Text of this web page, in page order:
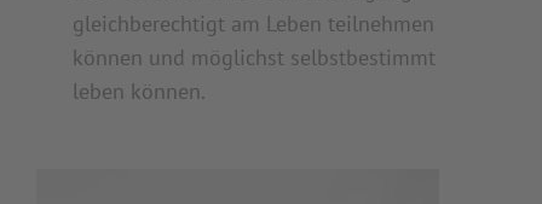
gleichberechtigt am Leben teilnehmen
können und möglichst selbstbestimmt
leben können.